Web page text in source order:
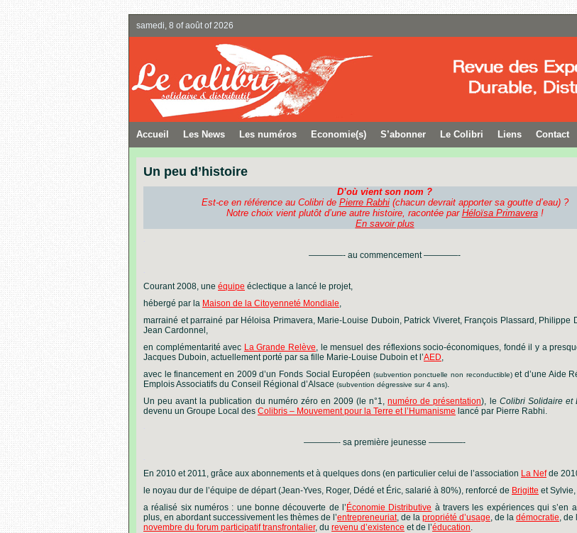
samedi, 8 of août of 2026
Accueil Les News Les numéros Economie(s) S’abonner Le Colibri Liens Contact
Un peu d’histoire
D’où vient son nom ?
Est-ce en référence au Colibri de Pierre Rabhi(chacun devrait apporter sa goutte d’eau) ?
Notre choix vient plutôt d’une autre histoire, racontée par Héloïsa Primavera!
En savoir plus
————- au commencement ————-
Courant 2008, une équipe éclectique a lancé le projet,
hébergé par la Maison de la Citoyenneté Mondiale,
marrainé et parrainé par Héloisa Primavera, Marie-Louise Duboin, Patrick Viveret, François Plassard, Philippe
Jean Cardonnel,
en complémentarité avec La Grande Relève, le mensuel des réflexions socio-économiques, fondé il y a
Jacques Duboin, actuellement porté par sa fille Marie-Louise Duboin et l’AED,
avec le financement en 2009 d’un Fonds Social Européen (subvention ponctuelle non reconductible)et d’une Aide
Emplois Associatifs du Conseil Régional d’Alsace (subvention dégressive sur 4 ans).
Un peu avant la publication du numéro zéro en 2009 (le n°1,numéro de présentation), le Colibri Solidaire et
devenu un Groupe Local des Colibris – Mouvement pour la Terre et l’Humanisme lancé par Pierre Rabhi.
————- sa première jeunesse ————-
En 2010 et 2011, grâce aux abonnements et à quelques dons (en particulier celui de l’association La Nefde
le noyau dur de l’équipe de départ (Jean-Yves, Roger, Dédé et Éric, salarié à 80%), renforcé de Brigitte et Sylvie,
a réalisé six numéros : une bonne découverte de l’ Économie Distributive à travers les expériences qui s’en
plus, en abordant successivement les thèmes de l’entrepreneuriat, de la propriété d’usage, de la démocratie, de
novembre du forum participatif transfrontalier, du revenu d’existence et de l’éducation.